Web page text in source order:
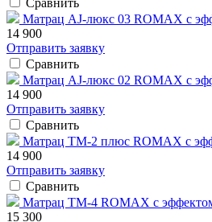
Матрац AJ-люкс 03 ROMAX с
14 900
Отправить заявку
Сравнить
Матрац AJ-люкс 02 ROMAX с
14 900
Отправить заявку
Сравнить
Матрац ТМ-2 плюс ROMAX с
14 900
Отправить заявку
Сравнить
Матрац ТМ-4 ROMAX с
15 300